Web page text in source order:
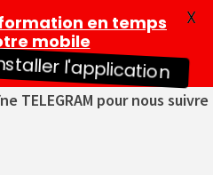
TELEGRAM pour nous suivre
en temps
mobile
l'application
X